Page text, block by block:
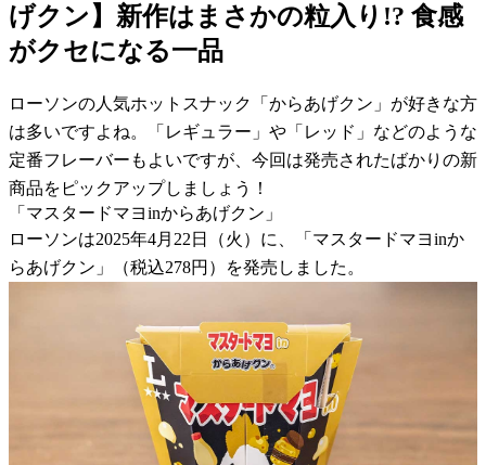
げクン】新作はまさかの粒入り!? 食感
がクセになる一品
ローソンの人気ホットスナック「からあげクン」が好きな方
は多いですよね。「レギュラー」や「レッド」などのような
定番フレーバーもよいですが、今回は発売されたばかりの新
商品をピックアップしましょう！
「マスタードマヨinからあげクン」
ローソンは2025年4月22日（火）に、「マスタードマヨinか
らあげクン」（税込278円）を発売しました。